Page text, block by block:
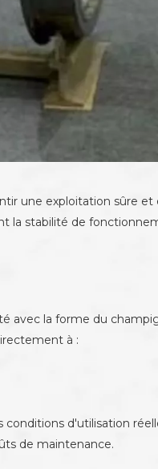
une exploitation sûre et
la stabilité de
avec la forme du
à :
d'utilisation
de maintenance.